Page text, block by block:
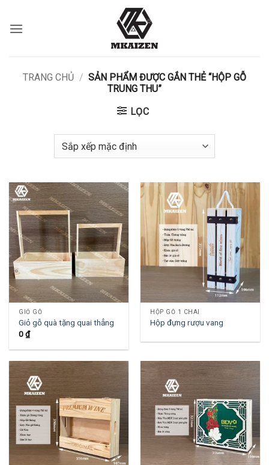
qua
nội
TRANG CHỦ / SẢN PHẨM ĐƯỢC GẮN THẺ “HỘP GỖ
TRUNG THU”
LỌC
GIỎ GỖ
Giỏ gỗ quà tặng quai thẳng
0₫
HỘP GỖ 1 CHAI
Hộp đựng rượu vang